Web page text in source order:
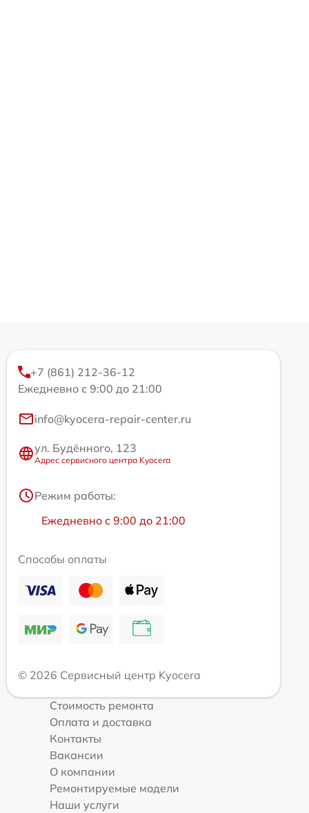
+7 (861) 212-36-12
Ежедневно с 9:00 до 21:00
info@kyocera-repair-center.ru
ул. Будённого, 123
Адрес сервисного центра Kyocera
Режим работы:
Ежедневно с 9:00 до 21:00
Способы оплаты
© 2026 Сервисный центр Kyocera
Стоимость ремонта
Оплата и доставка
Контакты
Вакансии
О компании
Ремонтируемые модели
Наши услуги